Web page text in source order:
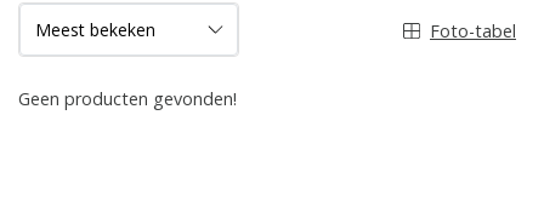
Foto-tabel
Geen producten gevonden!